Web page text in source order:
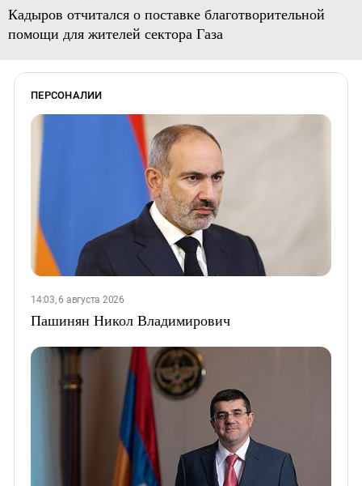
Кадыров отчитался о поставке благотворительной
помощи для жителей сектора Газа
ПЕРСОНАЛИИ
14:03, 6 августа 2026
Пашинян Никол Владимирович